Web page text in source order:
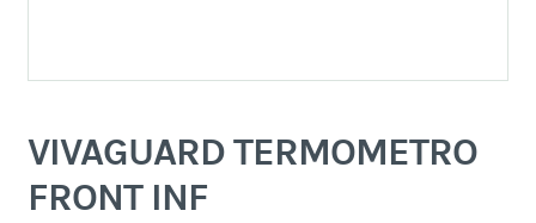
VIVAGUARD TERMOMETRO
FRONT INF